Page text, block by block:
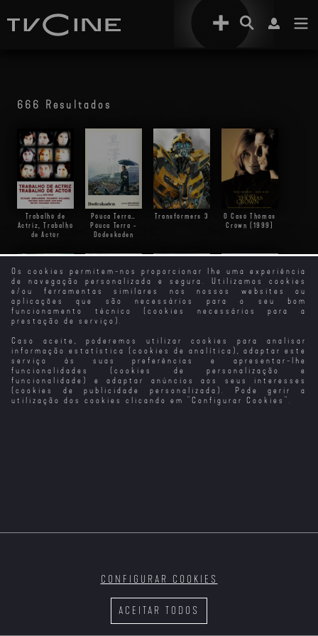
Os cookies permitem-nos proporcionar lhe uma experiência
de navegação personalizada e segura. Utilizamos cookies
e/ou ferramentas similares nos nossos websites ou
aplicações que são necessários para o seu bom
funcionamento técnico (cookies necessários para a
prestação de serviço).
Caso aceite, poderemos utilizar cookies para analisar
informação estatística (cookies de analítica), adaptar este
serviço às suas preferências e apresentar-lhe
funcionalidades (cookies de personalização e
funcionalidade) e adaptar anúncios aos seus interesses
(cookies de publicidade personalizada). Pode gerir a
utilização dos cookies clicando em " Configurar Cookies ".
ACEITAR TODOS
CONFIGURAR COOKIES
666 Resultados
Trabalho de
Actriz, Trabalho
de Actor
Pouca Terra…
Pouca Terra -
Dodeskaden
Transformers 3
O Caso Thomas
Crown (1999)
Transformers:
Era da Extinção
Transformers -
Retaliação
Transformers: O
Último
Cavaleiro
Tai Chi Master
do Tempo